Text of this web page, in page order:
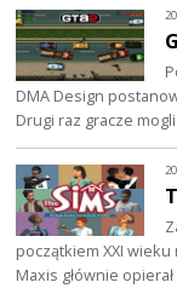
DMA Design
Drugi raz gracze
początkiem XXI
Maxis głównie